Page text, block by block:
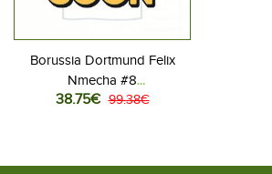
Borussia Dortmund Felix
Nmecha #8
Jalkapallovaatteet Naisten
38.75€ 99.38€